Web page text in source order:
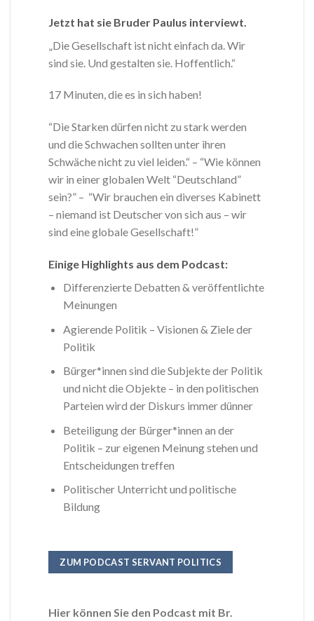
Jetzt hat sie Bruder Paulus interviewt.
„Die Gesellschaft ist nicht einfach da. Wir
sind sie. Und gestalten sie. Hoffentlich.“
17 Minuten, die es in sich haben!
“Die Starken dürfen nicht zu stark werden
und die Schwachen sollten unter ihren
Schwäche nicht zu viel leiden.“ – “Wie können
wir in einer globalen Welt “Deutschland”
sein?” – “Wir brauchen ein diverses Kabinett
– niemand ist Deutscher von sich aus – wir
sind eine globale Gesellschaft!”
Einige Highlights aus dem Podcast:
Differenzierte Debatten & veröffentlichte
Meinungen
Agierende Politik – Visionen & Ziele der
Politik
Bürger*innen sind die Subjekte der Politik
und nicht die Objekte – in den politischen
Parteien wird der Diskurs immer dünner
Beteiligung der Bürger*innen an der
Politik – zur eigenen Meinung stehen und
Entscheidungen treffen
Politischer Unterricht und politische
Bildung
ZUM PODCAST SERVANT POLITICS
Hier können Sie den Podcast mit Br.